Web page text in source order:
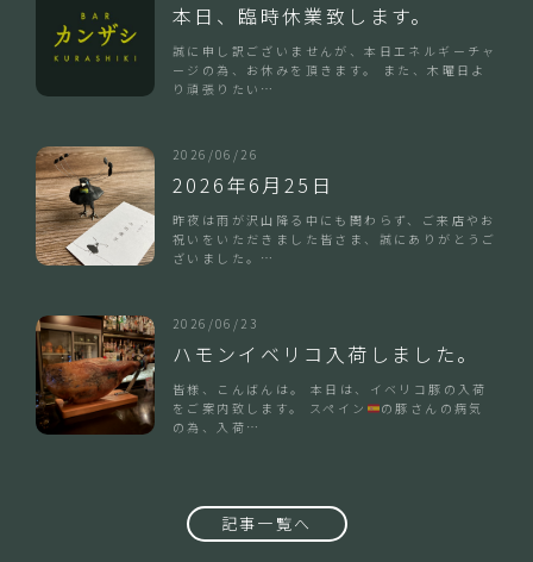
本日、臨時休業致します。
誠に申し訳ございませんが、本日エネルギーチャ
ージの為、お休みを頂きます。 また、木曜日よ
り頑張りたい…
2026/06/26
2026年6月25日
昨夜は雨が沢山降る中にも関わらず、ご来店やお
祝いをいただきました皆さま、誠にありがとうご
ざいました。…
2026/06/23
ハモンイベリコ入荷しました。
皆様、こんばんは。 本日は、イベリコ豚の入荷
をご案内致します。 スペイン
の豚さんの病気
の為、入荷…
記事一覧へ